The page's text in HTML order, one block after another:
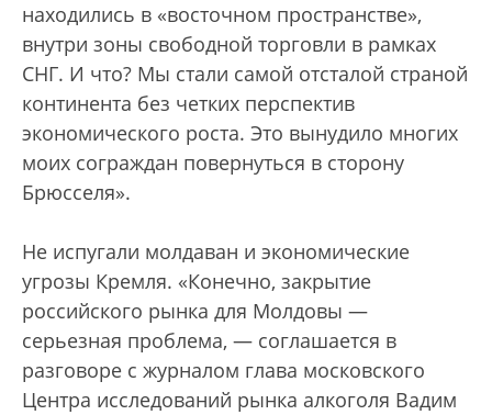
находились в «восточном пространстве»,
внутри зоны свободной торговли в рамках
СНГ. И что? Мы стали самой отсталой страной
континента без четких перспектив
экономического роста. Это вынудило многих
моих сограждан повернуться в сторону
Брюсселя».
Не испугали молдаван и экономические
угрозы Кремля. «Конечно, закрытие
российского рынка для Молдовы —
серьезная проблема, — соглашается в
разговоре с журналом глава московского
Центра исследований рынка алкоголя Вадим